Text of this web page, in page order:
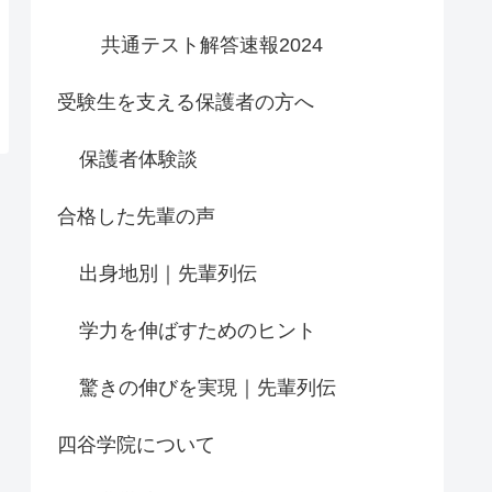
共通テスト解答速報2024
受験生を支える保護者の方へ
保護者体験談
合格した先輩の声
出身地別｜先輩列伝
学力を伸ばすためのヒント
驚きの伸びを実現｜先輩列伝
四谷学院について